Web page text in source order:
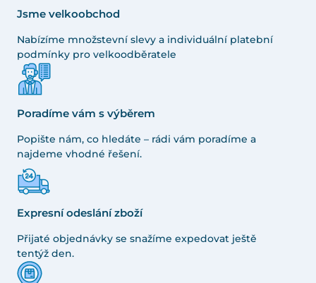
Jsme velkoobchod
Nabízíme množstevní slevy a individuální platební
podmínky pro velkoodběratele
Poradíme vám s výběrem
Popište nám, co hledáte – rádi vám poradíme a
najdeme vhodné řešení.
Expresní odeslání zboží
Přijaté objednávky se snažíme expedovat ještě
tentýž den.